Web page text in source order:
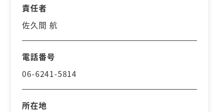
責任者
佐久間 航
電話番号
06-6241-5814
所在地